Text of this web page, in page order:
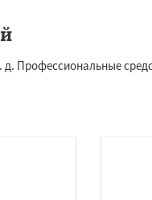
Профессиональные